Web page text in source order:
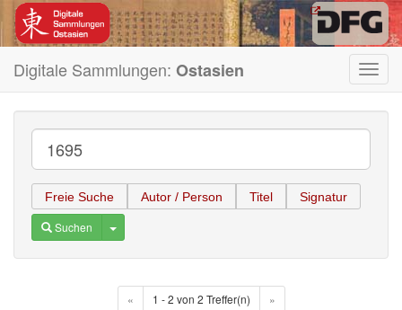
Digitale Sammlungen: Ostasien
Freie Suche Autor / Person Titel Signatur
Suchen Toggle Dropdown
« 1 - 2 von 2 Treffer(n) »